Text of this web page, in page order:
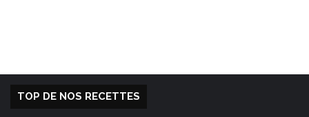
TOP DE NOS RECETTES